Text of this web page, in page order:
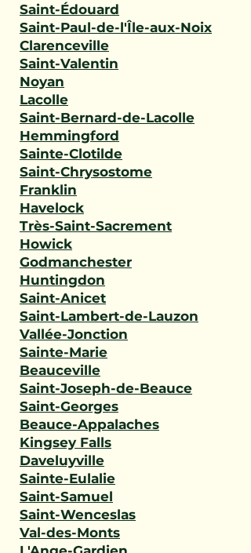
Saint-Édouard
Saint-Paul-de-l'Île-aux-Noix
Clarenceville
Saint-Valentin
Noyan
Lacolle
Saint-Bernard-de-Lacolle
Hemmingford
Sainte-Clotilde
Saint-Chrysostome
Franklin
Havelock
Très-Saint-Sacrement
Howick
Godmanchester
Huntingdon
Saint-Anicet
Saint-Lambert-de-Lauzon
Vallée-Jonction
Sainte-Marie
Beauceville
Saint-Joseph-de-Beauce
Saint-Georges
Beauce-Appalaches
Kingsey Falls
Daveluyville
Sainte-Eulalie
Saint-Samuel
Saint-Wenceslas
Val-des-Monts